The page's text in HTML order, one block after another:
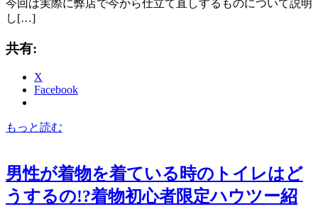
今回は実際に弊店で今から仕立て直しするものについて説明
し[…]
共有:
X
Facebook
もっと読む
男性が着物を着ている時のトイレはど
うするの!?着物初心者限定ハウツー紹